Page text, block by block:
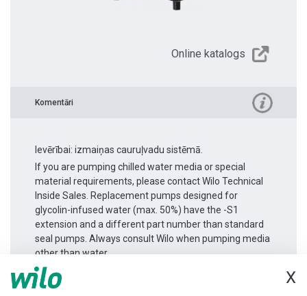
X
Online katalogs
Komentāri
Ievērībai: izmaiņas cauruļvadu sistēmā.
If you are pumping chilled water media or special
material requirements, please contact Wilo Technical
Inside Sales. Replacement pumps designed for
glycolin-infused water (max. 50%) have the -S1
extension and a different part number than standard
seal pumps. Always consult Wilo when pumping media
other than water.